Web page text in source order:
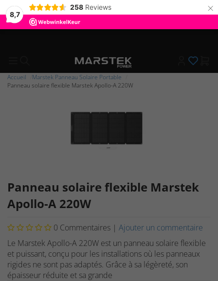
8,7
258 Reviews ×
Accueil
Marstek Panneau Solaire Portable
Panneau solaire flexible Marstek Apollo-A 220W
Panneau solaire flexible Marstek
Apollo-A 220W
0 Commentaires | Ajouter un commentaire
Le Marstek Apollo-A 220W est un panneau solaire flexible
et puissant, conçu pour les installations où les panneaux
rigides ne sont pas adaptés. Grâce à sa légèreté, son
épaisseur réduite et sa grande